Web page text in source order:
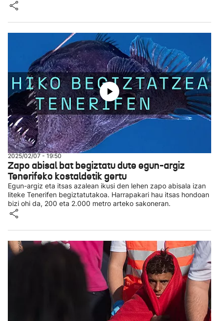
2025/02/07 - 19:50
Zapo abisal bat begiztatu dute egun-argiz
Tenerifeko kostaldetik gertu
Egun-argiz eta itsas azalean ikusi den lehen zapo abisala izan
liteke Tenerifen begiztatutakoa. Harrapakari hau itsas hondoan
bizi ohi da, 200 eta 2.000 metro arteko sakoneran.